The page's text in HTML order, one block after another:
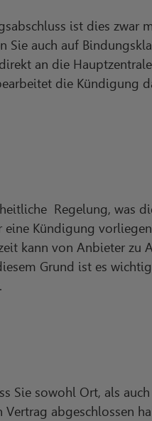
ist dies zwar
Sie auch auf
an die
die Kündigung
Regelung, was
Kündigung
kann von Anbieter zu
Grund ist es
Sie sowohl Ort, als
abgeschlossen